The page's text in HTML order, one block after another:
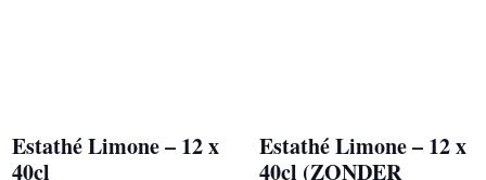
Estathé Limone – 12 x
40cl
Estathé Limone – 12 x
40cl (ZONDER